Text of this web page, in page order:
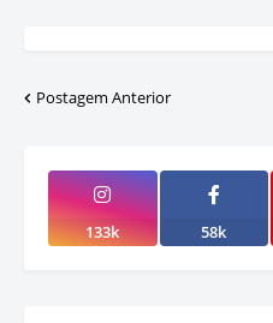
Postagem Anterior
133k 58k